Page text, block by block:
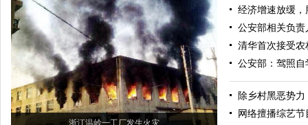
浙江温岭一工厂发生火灾
经济增速放缓
公安部相关负
清华首次接受农
公安部：驾照
除乡村黑恶势力
网络擅播综艺